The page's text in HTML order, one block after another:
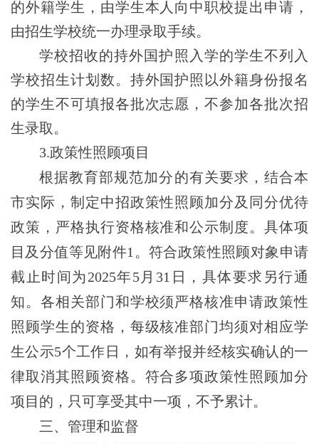
的外籍学生，由学生本人向中职校提出申请，
由招生学校统一办理录取手续。
学校招收的持外国护照入学的学生不列入
学校招生计划数。持外国护照以外籍身份报名
的学生不可填报各批次志愿，不参加各批次招
生录取。
3.政策性照顾项目
根据教育部规范加分的有关要求，结合本
市实际，制定中招政策性照顾加分及同分优待
政策，严格执行资格核准和公示制度。具体项
目及分值等 见附件1。符合政策性照顾对象申请
截止时间为2025年5月31日，具体要求另行通
知。各相关部门和学校须严格核准申请政策性
照顾学生的资格，每级核准部门均须对相应学
生公示5个工作日，如有举报并经核实确认的一
律取消其照顾资格。符合多项政策性照顾加分
项目的，只可享受其中一项，不予累计。
三、管理和监督